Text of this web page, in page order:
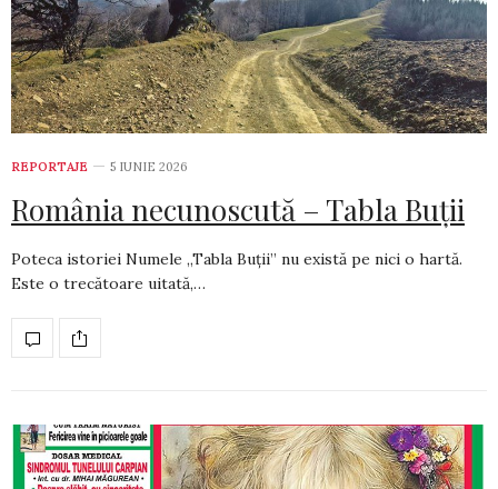
REPORTAJE 5 IUNIE 2026
România necunoscută – Tabla Buții
Poteca istoriei Numele „Tabla Buții” nu există pe nici o hartă.
Este o trecătoare uitată,…